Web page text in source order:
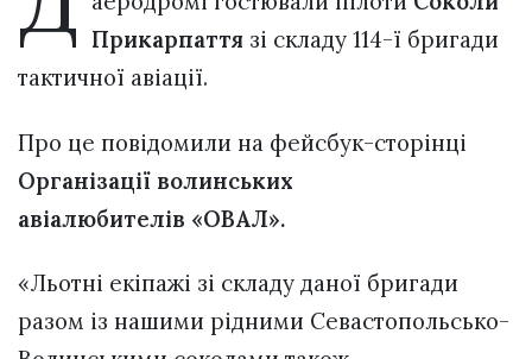
Прикарпаття зі складу 114-ї бригади
тактичної авіації.
Про це повідомили на фейсбук-сторінці
Організації волинських
авіалюбителів «ОВАЛ».
«Льотні екіпажі зі складу даної бригади
разом із нашими рідними Севастопольсько-